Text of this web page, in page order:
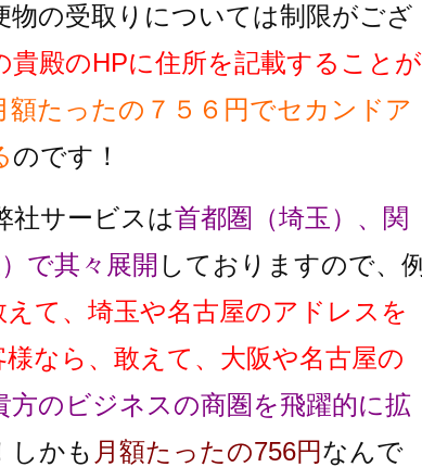
の受取りについては制限がござ
貴殿のHPに住所を記載することが
額たったの７５６円でセカンドア
のです！
社サービスは首都圏（埼玉）、関
で其々展開 しておりますので、例
て、埼玉や名古屋のアドレスを
なら、敢えて、大阪や名古屋の
方のビジネスの商圏を飛躍的に拡
しかも 月額たったの756円なんで